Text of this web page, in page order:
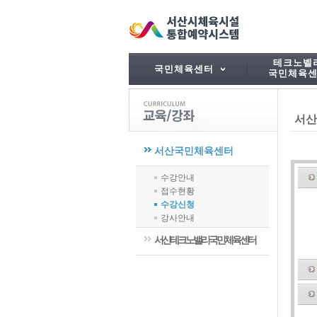
국민체육센터
테크노벨
국민체육
서산국민체육센터
수강안내
접수현황
수강신청
강사안내
서산테크노밸리국민체육센터
서